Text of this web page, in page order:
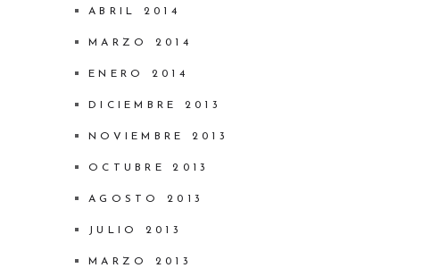
ABRIL 2014
MARZO 2014
ENERO 2014
DICIEMBRE 2013
NOVIEMBRE 2013
OCTUBRE 2013
AGOSTO 2013
JULIO 2013
MARZO 2013